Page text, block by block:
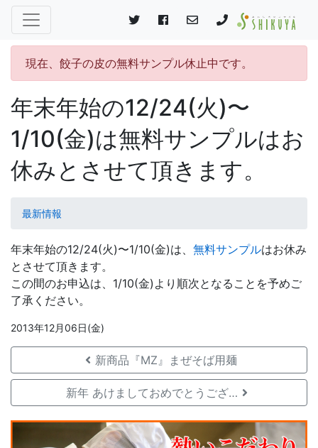
現在、餃子の皮の無料サンプル休止中です。
年末年始の12/24(火)〜
1/10(金)は無料サンプルはお
休みとさせて頂きます。
最新情報
年末年始の12/24(火)〜1/10(金)は、 無料サンプルはお休み
とさせて頂きます。
この間のお申込は、1/10(金)より順次となることを予めご
了承ください。
2013年12月06日(金)
新商品『MZ』まぜそば用麺
新年 あけましておめでとうござ…